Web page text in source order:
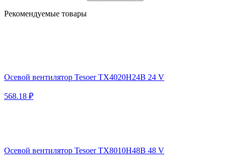
Рекомендуемые товары
Осевой вентилятор Tesoer TX4020H24B 24 V
568.18 ₽
Осевой вентилятор Tesoer TX8010H48B 48 V